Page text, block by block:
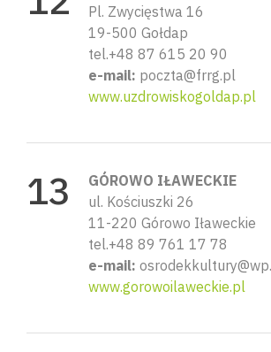
Pl. Zwycięstwa 16
19-500 Gołdap
tel.+48 87 615 20 90
e-mail: poczta@frrg.pl
www.uzdrowiskogoldap.pl
GÓROWO IŁAWECKIE
ul. Kościuszki 26
11-220 Górowo Iławeckie
tel.+48 89 761 17 78
e-mail:
www.gorowoilaweckie.pl